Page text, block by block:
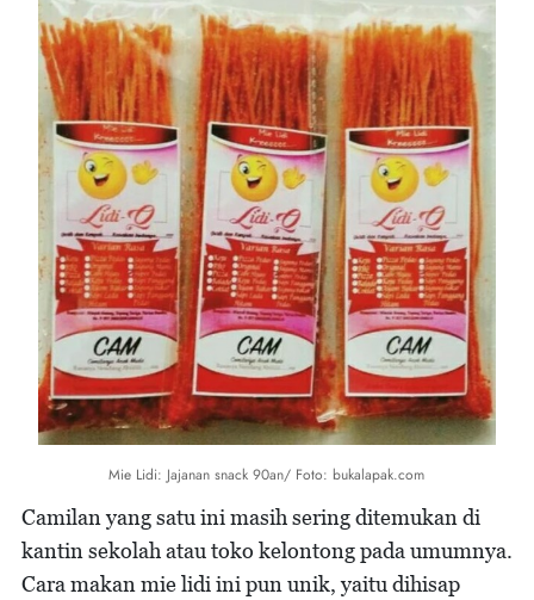
Mie Lidi: Jajanan snack 90an/ Foto: bukalapak.com
Camilan yang satu ini masih sering ditemukan di
kantin sekolah atau toko kelontong pada umumnya.
Cara makan mie lidi ini pun unik, yaitu dihisap